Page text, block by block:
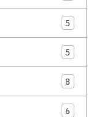
5
5
8
6